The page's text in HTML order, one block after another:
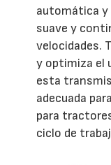
automática y
suave y
velocidades.
y optimiza el
esta
adecuada
para
ciclo de